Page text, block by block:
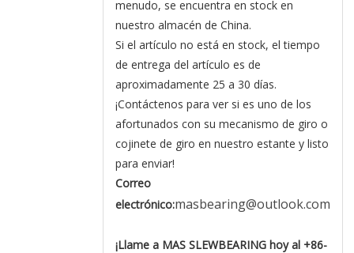
menudo, se encuentra en stock en
nuestro almacén de China.
Si el artículo no está en stock, el tiempo
de entrega del artículo es de
aproximadamente 25 a 30 días.
¡Contáctenos para ver si es uno de los
afortunados con su mecanismo de giro o
cojinete de giro en nuestro estante y listo
para enviar!
Correo
electrónico:masbearing@outlook.com
¡Llame a MAS SLEWBEARING hoy al +86-